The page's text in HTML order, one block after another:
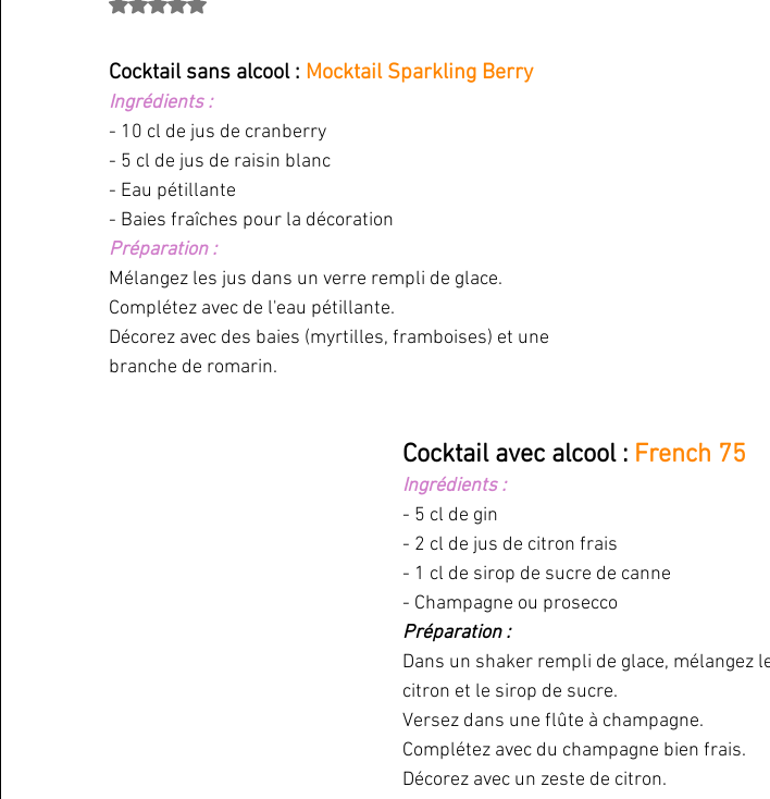
Cocktail sans alcool : Mocktail Sparkling Berry
Ingrédients :
- 10 cl de jus de cranberry
- 5 cl de jus de raisin blanc
- Eau pétillante
- Baies fraîches pour la décoration
Préparation :
Mélangez les jus dans un verre rempli de glace.
Complétez avec de l'eau pétillante.
Décorez avec des baies (myrtilles, framboises) et une
branche de romarin.
Cocktail avec alcool : French 75
Ingrédients :
- 5 cl de gin
- 2 cl de jus de citron frais
- 1 cl de sirop de sucre de canne
- Champagne ou prosecco
Préparation :
Dans un shaker rempli de glace, mélangez
citron et le sirop de sucre.
Versez dans une flûte à champagne.
Complétez avec du champagne bien frais.
Décorez avec un zeste de citron.